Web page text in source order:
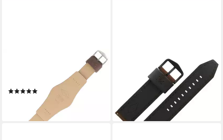
Uhrenarmband 22mm Leder
Braun CH-2565 LB-CH2565
lieferbar - in 2-3 Werktagen bei dir
Uhrenarmband 22mm Leder
Braun FS-4656 LB-FS4656
38,99 €
lieferbar - in 2-3 Werktagen bei dir